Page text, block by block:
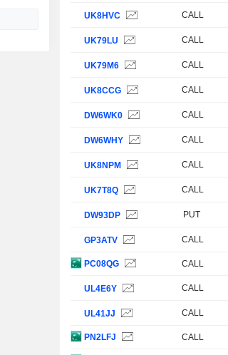
UK8HVC CALL
UK79LU CALL
UK79M6 CALL
UK8CCG CALL
DW6WK0 CALL
DW6WHY CALL
UK8NPM CALL
UK7T8Q CALL
DW93DP PUT
GP3ATV CALL
PC08QG CALL
UL4E6Y CALL
UL41JJ CALL
PN2LFJ CALL